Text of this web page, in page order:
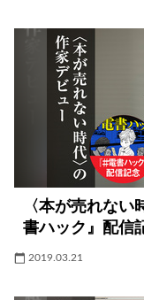
〈本が売れな
書ハック』配信
2019.03.21